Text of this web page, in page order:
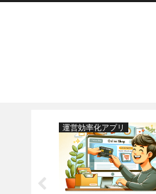
運営効率化アプリ